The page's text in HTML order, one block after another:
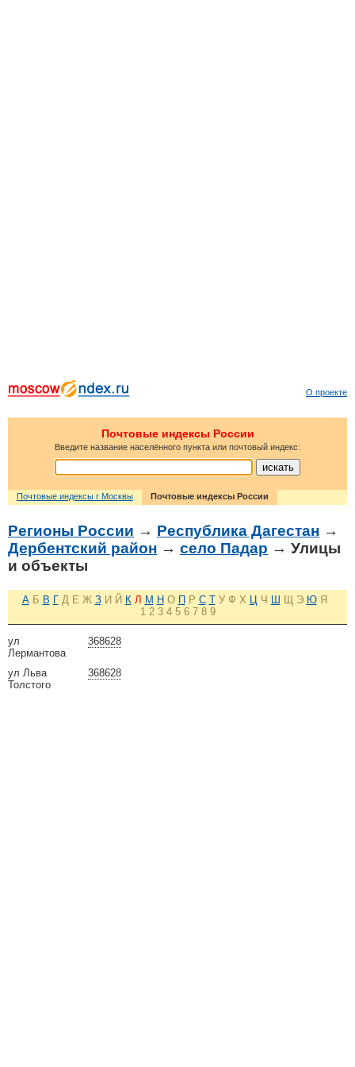
О проекте
Почтовые индексы России
Введите название населённого пункта или почтовый индекс:
Почтовые индексы г Москвы Почтовые индексы России
Регионы России → Республика Дагестан →
Дербентский район → село Падар → Улицы
и объекты
А Б В Г Д Е Ж З И Й К Л М Н О П Р С Т У Ф Х Ц Ч Ш Щ Э Ю Я
1 2 3 4 5 6 7 8 9
368628
ул
Лермантова
368628
ул Льва
Толстого